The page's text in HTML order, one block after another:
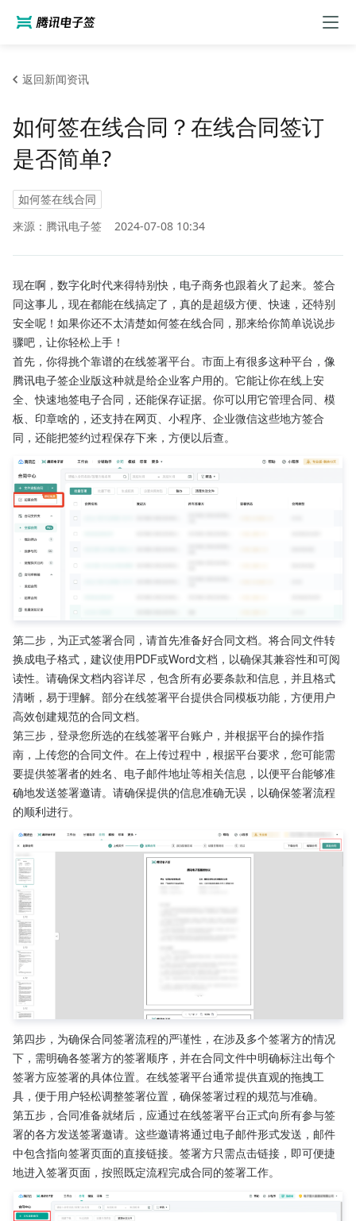
返回新闻资讯
如何签在线合同？在线合同签订
是否简单?
如何签在线合同
来源：腾讯电子签
2024-07-08 10:34
现在啊，数字化时代来得特别快，电子商务也跟着火了起来。签合
同这事儿，现在都能在线搞定了，真的是超级方便、快速，还特别
安全呢！如果你还不太清楚如何签在线合同，那来给你简单说说步
骤吧，让你轻松上手！
首先，你得挑个靠谱的在线签署平台。市面上有很多这种平台，像
腾讯电子签企业版这种就是给企业客户用的。它能让你在线上安
全、快速地签电子合同，还能保存证据。你可以用它管理合同、模
板、印章啥的，还支持在网页、小程序、企业微信这些地方签合
同，还能把签约过程保存下来，方便以后查。
第二步，为正式签署合同，请首先准备好合同文档。将合同文件转
换成电子格式，建议使用PDF或Word文档，以确保其兼容性和可阅
读性。请确保文档内容详尽，包含所有必要条款和信息，并且格式
清晰，易于理解。部分在线签署平台提供合同模板功能，方便用户
高效创建规范的合同文档。
第三步，登录您所选的在线签署平台账户，并根据平台的操作指
南，上传您的合同文件。在上传过程中，根据平台要求，您可能需
要提供签署者的姓名、电子邮件地址等相关信息，以便平台能够准
确地发送签署邀请。请确保提供的信息准确无误，以确保签署流程
的顺利进行。
第四步，为确保合同签署流程的严谨性，在涉及多个签署方的情况
下，需明确各签署方的签署顺序，并在合同文件中明确标注出每个
签署方应签署的具体位置。在线签署平台通常提供直观的拖拽工
具，便于用户轻松调整签署位置，确保签署过程的规范与准确。
第五步，合同准备就绪后，应通过在线签署平台正式向所有参与签
署的各方发送签署邀请。这些邀请将通过电子邮件形式发送，邮件
中包含指向签署页面的直接链接。签署方只需点击链接，即可便捷
地进入签署页面，按照既定流程完成合同的签署工作。